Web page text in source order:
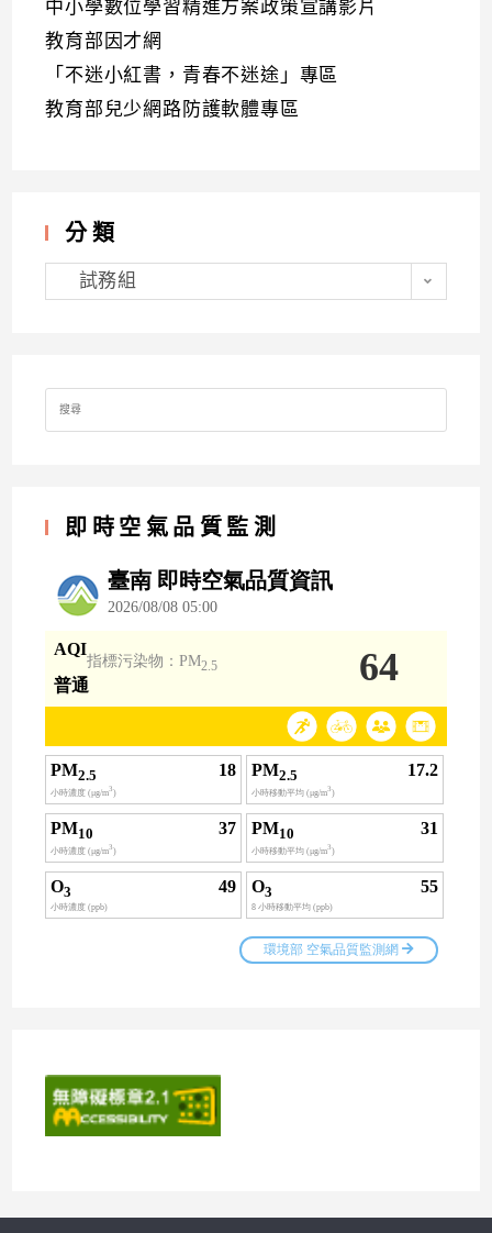
中小學數位學習精進方案政策宣講影片
教育部因才網
「不迷小紅書，青春不迷途」專區
教育部兒少網路防護軟體專區
分類
分
試務組
Search
for:
即時空氣品質監測